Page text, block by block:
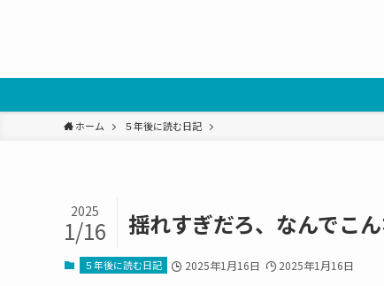
ホーム ５年後に読む日記
揺れすぎだろ、なんでこ
2025
1/16
５年後に読む日記 2025年1月16日 2025年1月16日